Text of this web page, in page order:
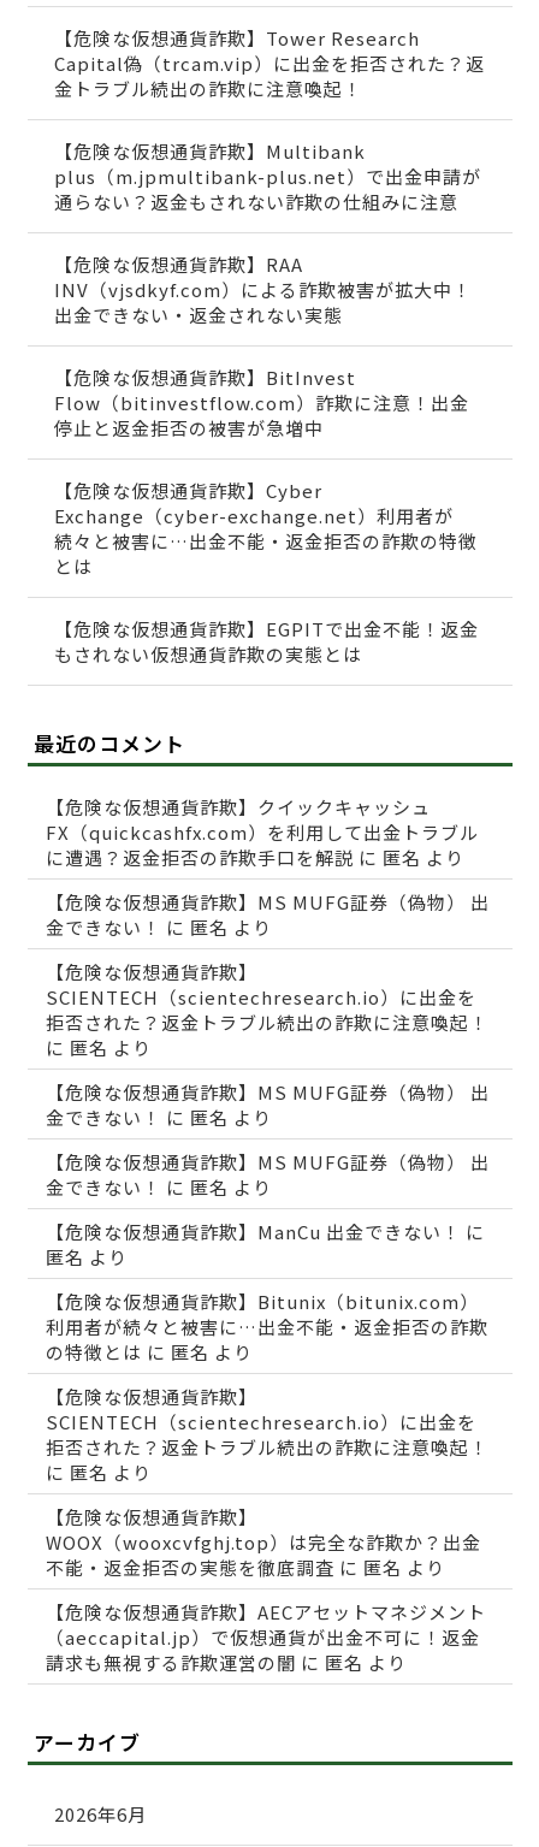
【危険な仮想通貨詐欺】Tower Research
Capital偽（trcam.vip）に出金を拒否された？返
金トラブル続出の詐欺に注意喚起！
【危険な仮想通貨詐欺】Multibank
plus（m.jpmultibank-plus.net）で出金申請が
通らない？返金もされない詐欺の仕組みに注意
【危険な仮想通貨詐欺】RAA
INV（vjsdkyf.com）による詐欺被害が拡大中！
出金できない・返金されない実態
【危険な仮想通貨詐欺】BitInvest
Flow（bitinvestflow.com）詐欺に注意！出金
停止と返金拒否の被害が急増中
【危険な仮想通貨詐欺】Cyber
Exchange（cyber-exchange.net）利用者が
続々と被害に…出金不能・返金拒否の詐欺の特徴
とは
【危険な仮想通貨詐欺】EGPITで出金不能！返金
もされない仮想通貨詐欺の実態とは
最近のコメント
【危険な仮想通貨詐欺】クイックキャッシュ
FX（quickcashfx.com）を利用して出金トラブル
に遭遇？返金拒否の詐欺手口を解説 に 匿名 より
【危険な仮想通貨詐欺】MS MUFG証券（偽物） 出
金できない！
に 匿名 より
【危険な仮想通貨詐欺】
SCIENTECH（scientechresearch.io）に出金を
拒否された？返金トラブル続出の詐欺に注意喚起！
に 匿名 より
【危険な仮想通貨詐欺】MS MUFG証券（偽物） 出
金できない！
に 匿名 より
【危険な仮想通貨詐欺】MS MUFG証券（偽物） 出
金できない！
に 匿名 より
【危険な仮想通貨詐欺】ManCu 出金できない！
に
匿名 より
【危険な仮想通貨詐欺】Bitunix（bitunix.com）
利用者が続々と被害に…出金不能・返金拒否の詐欺
の特徴とは に 匿名 より
【危険な仮想通貨詐欺】
SCIENTECH（scientechresearch.io）に出金を
拒否された？返金トラブル続出の詐欺に注意喚起！
に 匿名 より
【危険な仮想通貨詐欺】
WOOX（wooxcvfghj.top）は完全な詐欺か？出金
不能・返金拒否の実態を徹底調査 に 匿名 より
【危険な仮想通貨詐欺】AECアセットマネジメント
（aeccapital.jp）で仮想通貨が出金不可に！返金
請求も無視する詐欺運営の闇 に 匿名 より
アーカイブ
2026年6月